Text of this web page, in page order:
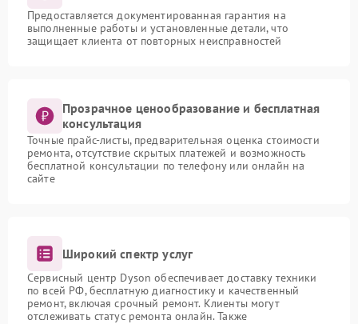
Предоставляется документированная гарантия на
выполненные работы и установленные детали, что
защищает клиента от повторных неисправностей
Прозрачное ценообразование и бесплатная
консультация
Точные прайс-листы, предварительная оценка стоимости
ремонта, отсутствие скрытых платежей и возможность
бесплатной консультации по телефону или онлайн на
сайте
Широкий спектр услуг
Сервисный центр Dyson обеспечивает доставку техники
по всей РФ, бесплатную диагностику и качественный
ремонт, включая срочный ремонт. Клиенты могут
отслеживать статус ремонта онлайн. Также